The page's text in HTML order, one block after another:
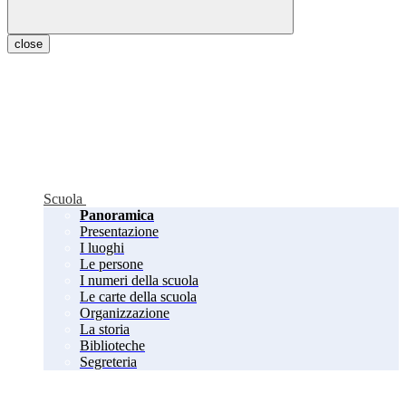
close
Scuola
Panoramica
Presentazione
I luoghi
Le persone
I numeri della scuola
Le carte della scuola
Organizzazione
La storia
Biblioteche
Segreteria